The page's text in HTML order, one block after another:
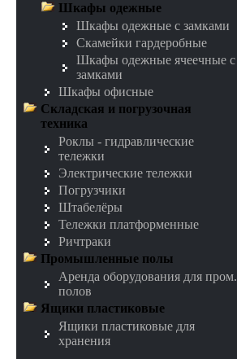
Шкафы одежные
Шкафы одежные с замками
Скамейки гардеробные
Шкафы одежные ячеечные с
замками
Шкафы офисные
Складская и погрузочная
техника
Роклы - гидравлические
тележки
Электрические тележки
Погрузчики
Штабелёры
Тележки платформенные
Ричтраки
Промышленные полы
Аренда оборудования для пром.
полов
Ящики пластиковые
Ящики пластиковые для
хранения